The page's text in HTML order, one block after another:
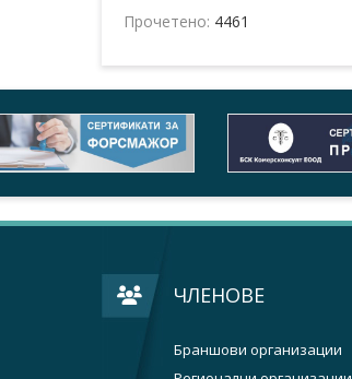
Прочетено: 4461
ЧЛЕНОВЕ
Браншови организации